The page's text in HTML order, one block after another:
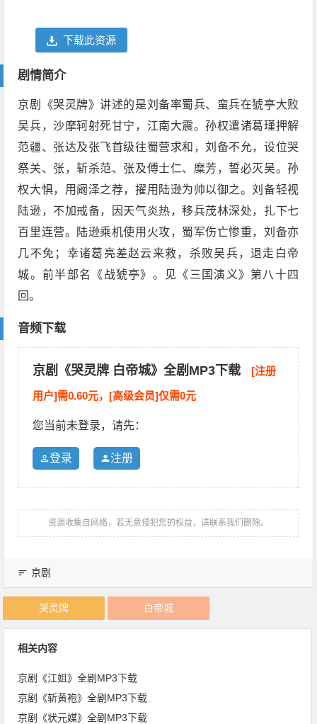
下载此资源
剧情简介
京剧《哭灵牌》讲述的是刘备率蜀兵、蛮兵在猇亭大败
吴兵，沙摩轲射死甘宁，江南大震。孙权遣诸葛瑾押解
范疆、张达及张飞首级往蜀营求和，刘备不允，设位哭
祭关、张，斩杀范、张及傅士仁、糜芳，誓必灭吴。孙
权大惧，用阚泽之荐，擢用陆逊为帅以御之。刘备轻视
陆逊，不加戒备，因天气炎热，移兵茂林深处，扎下七
百里连营。陆逊乘机使用火攻，蜀军伤亡惨重，刘备亦
几不免；幸诸葛亮差赵云来救，杀败吴兵，退走白帝
城。前半部名《战猇亭》。见《三国演义》第八十四
回。
音频下载
京剧《哭灵牌 白帝城》全剧MP3下载 [注册
用户]需0.60元，[高级会员]仅需0元
您当前未登录，请先：
登录 注册
资源收集自网络，若无意侵犯您的权益，请联系我们删除。
京剧
哭灵牌 白帝城
相关内容
京剧《江姐》全剧MP3下载
京剧《斩黄袍》全剧MP3下载
京剧《状元媒》全剧MP3下载